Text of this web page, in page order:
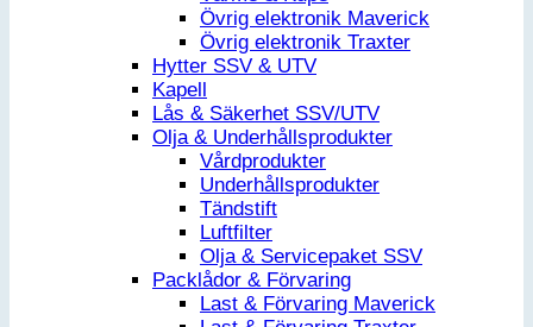
Övrig elektronik Maverick
Övrig elektronik Traxter
Hytter SSV & UTV
Kapell
Lås & Säkerhet SSV/UTV
Olja & Underhållsprodukter
Vårdprodukter
Underhållsprodukter
Tändstift
Luftfilter
Olja & Servicepaket SSV
Packlådor & Förvaring
Last & Förvaring Maverick